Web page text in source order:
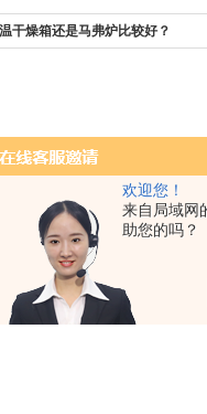
欢迎您！
来自局域网
助您的吗？
干燥箱还是马弗炉比较好？